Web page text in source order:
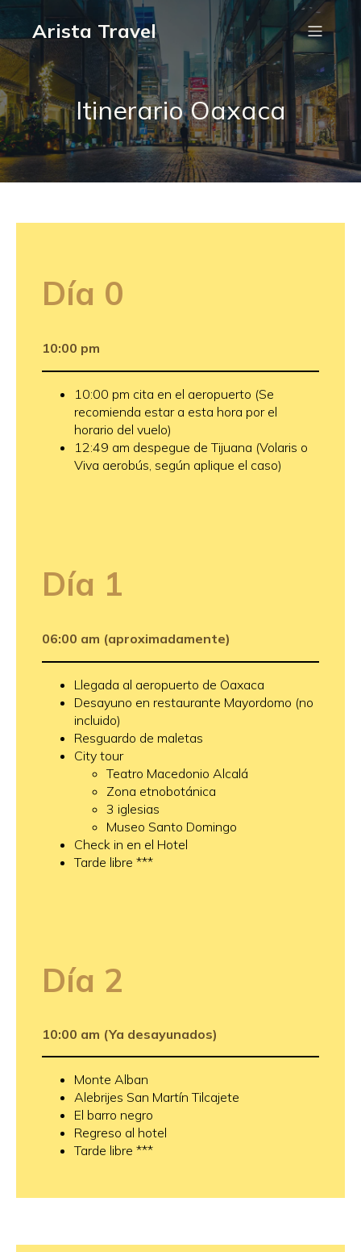
Arista Travel
Itinerario Oaxaca
Día 0
10:00 pm
10:00 pm cita en el aeropuerto (Se
recomienda estar a esta hora por el
horario del vuelo)
12:49 am despegue de Tijuana (Volaris o
Viva aerobús, según aplique el caso)
Día 1
06:00 am (aproximadamente)
Llegada al aeropuerto de Oaxaca
Desayuno en restaurante Mayordomo (no
incluido)
Resguardo de maletas
City tour
Teatro Macedonio Alcalá
Zona etnobotánica
3 iglesias
Museo Santo Domingo
Check in en el Hotel
Tarde libre ***
Día 2
10:00 am (Ya desayunados)
Monte Alban
Alebrijes San Martín Tilcajete
El barro negro
Regreso al hotel
Tarde libre ***